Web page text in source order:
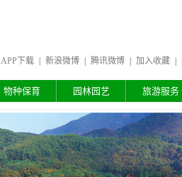
APP下载 新浪微博 腾讯微博 加入收藏
物种保育 园林园艺 旅游服务